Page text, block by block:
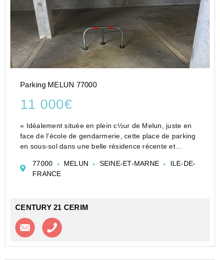
MELUN
Parking MELUN 77000
11 000€
« Idéalement située en plein c½ur de Melun, juste en
face de l'école de gendarmerie, cette place de parking
en sous-sol dans une belle résidence récente et
juste à côté et vous ne savez jamais où ...
77000 MELUN SEINE-ET-MARNE
ILE-DE-
FRANCE
CENTURY 21 CERIM
Contacter l'agence